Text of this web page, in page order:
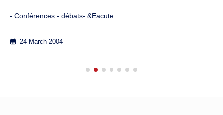
- Conférences - débats- &Eacute...
24 March 2004